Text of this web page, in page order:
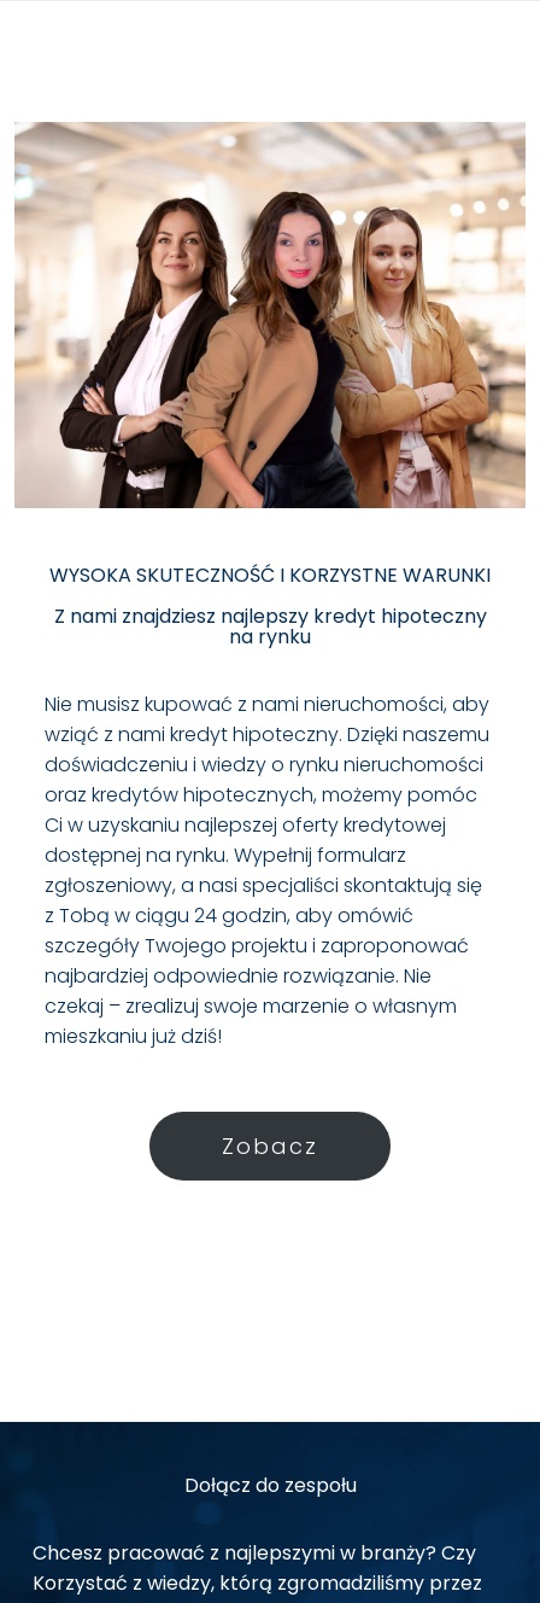
WYSOKA SKUTECZNOŚĆ I KORZYSTNE WARUNKI
Z nami znajdziesz najlepszy kredyt hipoteczny
na rynku
Nie musisz kupować z nami nieruchomości, aby
wziąć z nami kredyt hipoteczny. Dzięki naszemu
doświadczeniu i wiedzy o rynku nieruchomości
oraz kredytów hipotecznych, możemy pomóc
Ci w uzyskaniu najlepszej oferty kredytowej
dostępnej na rynku. Wypełnij formularz
zgłoszeniowy, a nasi specjaliści skontaktują się
z Tobą w ciągu 24 godzin, aby omówić
szczegóły Twojego projektu i zaproponować
najbardziej odpowiednie rozwiązanie. Nie
czekaj – zrealizuj swoje marzenie o własnym
mieszkaniu już dziś!
Zobacz
Dołącz do zespołu
Chcesz pracować z najlepszymi w branży? Czy
Korzystać z wiedzy, którą zgromadziliśmy przez